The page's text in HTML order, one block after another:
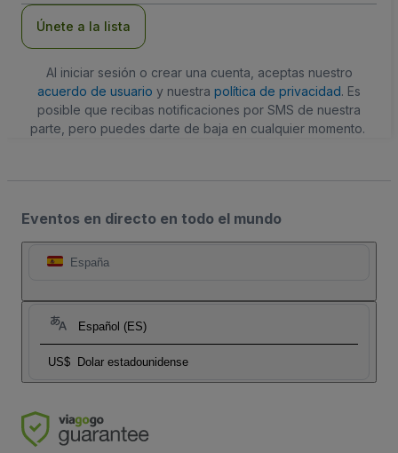
Únete a la lista
Al iniciar sesión o crear una cuenta, aceptas nuestro
acuerdo de usuario y nuestra política de privacidad. Es
posible que recibas notificaciones por SMS de nuestra
parte, pero puedes darte de baja en cualquier momento.
Eventos en directo en todo el mundo
España
Español (ES)
US$ Dolar estadounidense